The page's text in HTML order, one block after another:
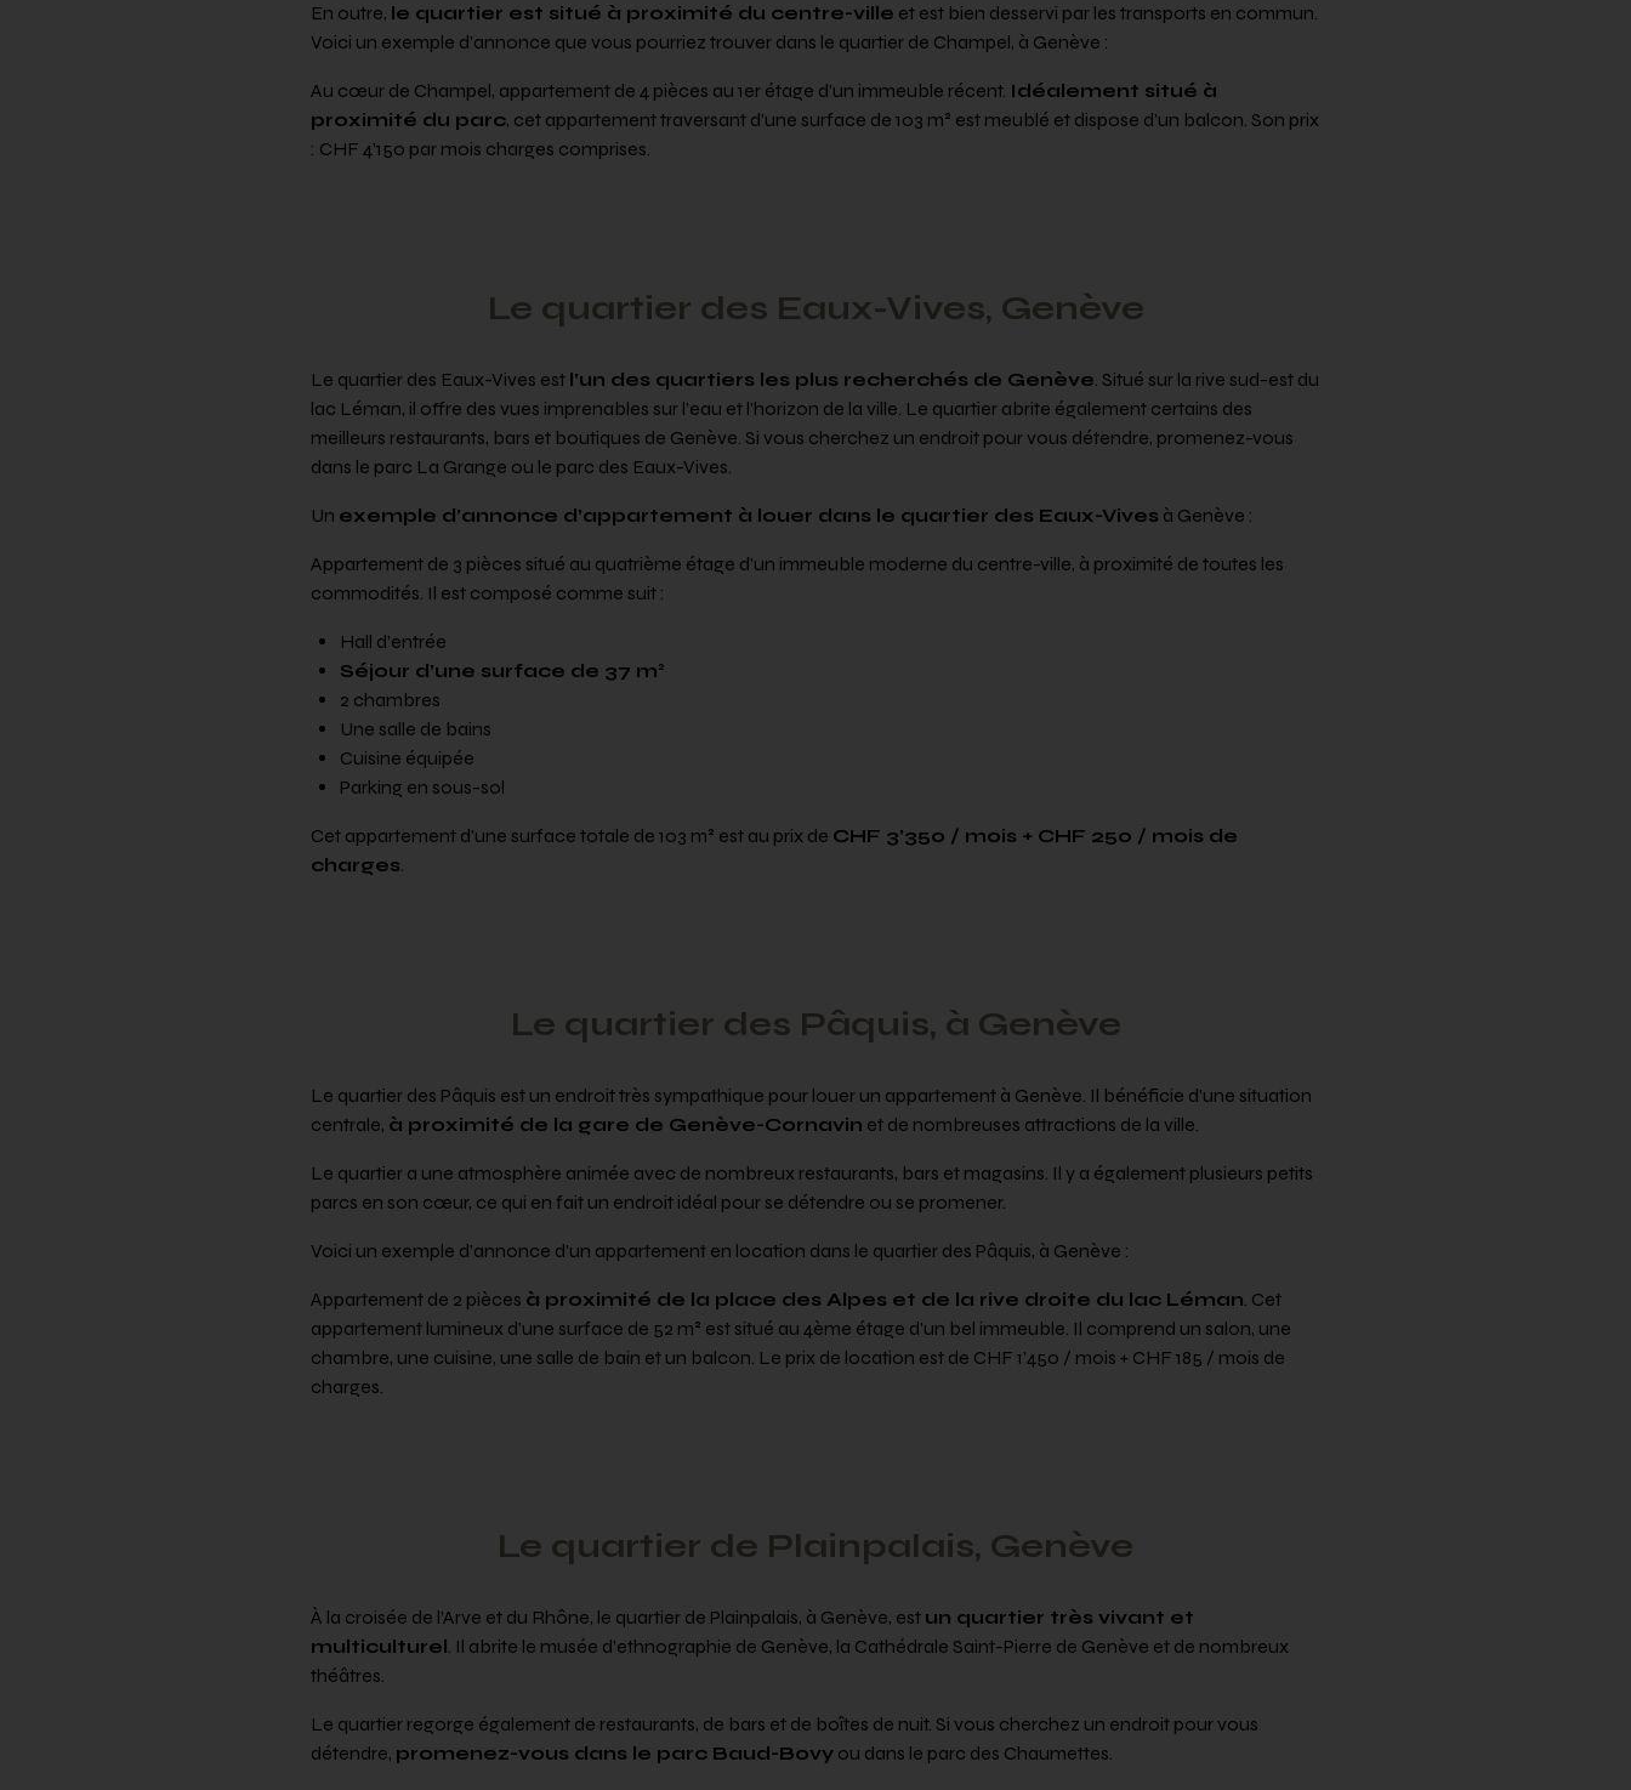
En outre, le quartier est situé à proximité du centre-ville et est bien desservi par les transports en commun.
Voici un exemple d’annonce que vous pourriez trouver dans le quartier de Champel, à Genève :
Au cœur de Champel, appartement de 4 pièces au 1er étage d’un immeuble récent. Idéalement situé à
proximité du parc, cet appartement traversant d’une surface de 103 m² est meublé et dispose d’un balcon. Son prix
: CHF 4’150 par mois charges comprises.
Le quartier des Eaux-Vives, Genève
Le quartier des Eaux-Vives est l’un des quartiers les plus recherchés de Genève. Situé sur la rive sud-est du
lac Léman, il offre des vues imprenables sur l’eau et l’horizon de la ville. Le quartier abrite également certains des
meilleurs restaurants, bars et boutiques de Genève. Si vous cherchez un endroit pour vous détendre, promenez-vous
dans le parc La Grange ou le parc des Eaux-Vives.
Un exemple d’annonce d’appartement à louer dans le quartier des Eaux-Vives à Genève :
Appartement de 3 pièces situé au quatrième étage d’un immeuble moderne du centre-ville, à proximité de toutes les
commodités. Il est composé comme suit :
Hall d’entrée
Séjour d’une surface de 37 m²
2 chambres
Une salle de bains
Cuisine équipée
Parking en sous-sol
Cet appartement d’une surface totale de 103 m² est au prix de CHF 3’350 / mois + CHF 250 / mois de
charges.
Le quartier des Pâquis, à Genève
Le quartier des Pâquis est un endroit très sympathique pour louer un appartement à Genève. Il bénéficie d’une situation
centrale, à proximité de la gare de Genève-Cornavin et de nombreuses attractions de la ville.
Le quartier a une atmosphère animée avec de nombreux restaurants, bars et magasins. Il y a également plusieurs petits
parcs en son cœur, ce qui en fait un endroit idéal pour se détendre ou se promener.
Voici un exemple d’annonce d’un appartement en location dans le quartier des Pâquis, à Genève :
Appartement de 2 pièces à proximité de la place des Alpes et de la rive droite du lac Léman. Cet
appartement lumineux d’une surface de 52 m² est situé au 4ème étage d’un bel immeuble. Il comprend un salon, une
chambre, une cuisine, une salle de bain et un balcon. Le prix de location est de CHF 1’450 / mois + CHF 185 / mois de
charges.
Le quartier de Plainpalais, Genève
À la croisée de l’Arve et du Rhône, le quartier de Plainpalais, à Genève, est un quartier très vivant et
multiculturel. Il abrite le musée d’ethnographie de Genève, la Cathédrale Saint-Pierre de Genève et de nombreux
théâtres.
Le quartier regorge également de restaurants, de bars et de boîtes de nuit. Si vous cherchez un endroit pour vous
détendre, promenez-vous dans le parc Baud-Bovy ou dans le parc des Chaumettes.